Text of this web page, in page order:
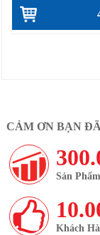
CẢM ƠN BẠN
Sản
Khách